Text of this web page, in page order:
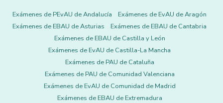
Exámenes de PEvAU de Andalucía
Exámenes de EvAU de Aragón
Exámenes de EBAU de Asturias
Exámenes de EBAU de Cantabria
Exámenes de EBAU de Castilla y León
Exámenes de EvAU de Castilla-La Mancha
Exámenes de PAU de Cataluña
Exámenes de PAU de Comunidad Valenciana
Exámenes de EvAU de Comunidad de Madrid
Exámenes de EBAU de Extremadura